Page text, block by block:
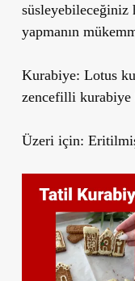
süsleyebileceğiniz
yapmanın
Kurabiye: Lotus
zencefilli
Üzeri için: